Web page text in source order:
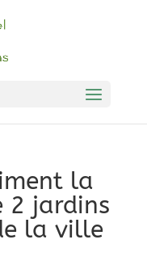
la
2 jardins
la ville